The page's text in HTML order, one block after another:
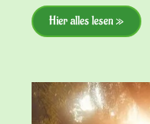
Hier alles lesen »